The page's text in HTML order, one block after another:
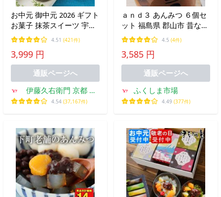
お中元 御中元 2026 ギフト
お菓子 抹茶スイーツ 宇治
抹茶あんみつ 冷凍 4個入
送料込み ギフト スイーツ
和菓子 抹茶 § 伊藤久右衛
門 お彼岸 あすつく
4.51 (421件)
3,999 円
通販ページへ
伊藤久右衛門 京都 宇
治 抹茶スイーツ
4.54 (37,167件)
ａｎｄ３ あんみつ ６個セ
ット 福島県 郡山市 昔なが
らのあんみつ 郡山製餡
and3 送料込み
4.5 (4件)
3,585 円
通販ページへ
ふくしま市場
4.49 (377件)